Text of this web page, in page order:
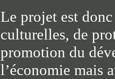
Le projet est
culturelles, de
promotion du
l’économie mais